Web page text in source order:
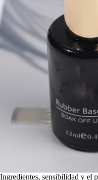
Ingredientes, sensibilidad y el